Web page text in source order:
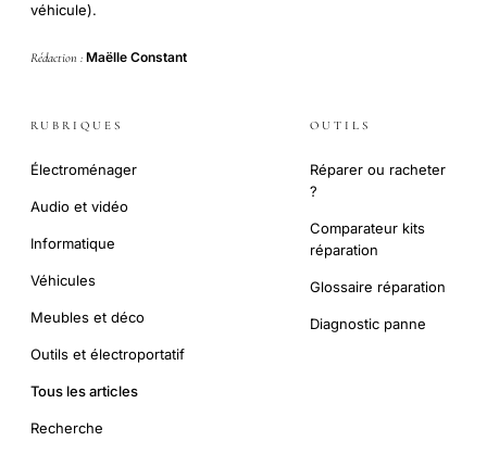
véhicule).
Rédaction : Maëlle Constant
RUBRIQUES
Électroménager
Audio et vidéo
Informatique
Véhicules
Meubles et déco
Outils et électroportatif
Tous les articles
Recherche
OUTILS
Réparer ou racheter
?
Comparateur kits
réparation
Glossaire réparation
Diagnostic panne